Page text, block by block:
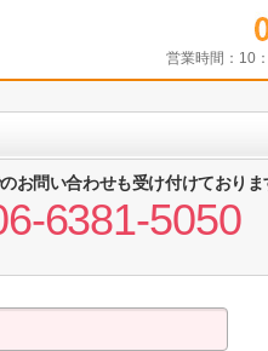
営業時間： 10
お問い合わせも受け付けておりま
6381-5050